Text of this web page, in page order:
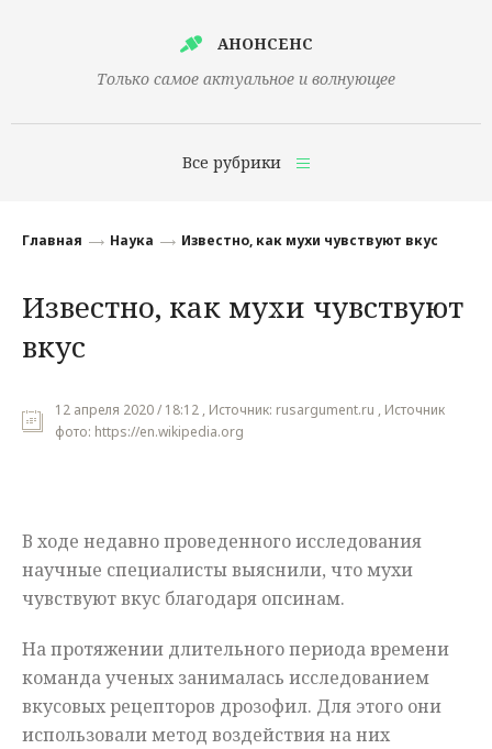
АНОНСЕНС
Только самое актуальное и волнующее
Все рубрики
Технологии
Наука
Общество
Происшествия
Главная Наука Известно, как мухи чувствуют вкус
Известно, как мухи чувствуют
вкус
12 апреля 2020 / 18:12 , Источник: rusargument.ru , Источник
фото: https://en.wikipedia.org
В ходе недавно проведенного исследования
научные специалисты выяснили, что мухи
чувствуют вкус благодаря опсинам.
На протяжении длительного периода времени
команда ученых занималась исследованием
вкусовых рецепторов дрозофил. Для этого они
использовали метод воздействия на них